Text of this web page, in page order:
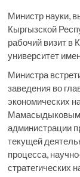
Министр науки,
Кыргызской
рабочий визит в
университет
Министра
заведения во
экономических
Мамасыдыковым.
администрации
текущей
процесса,
стратегических